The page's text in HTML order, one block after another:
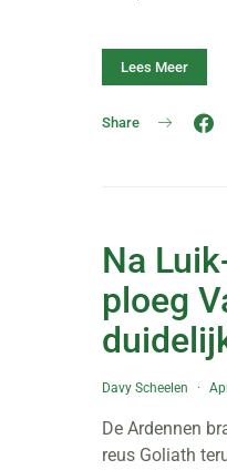
Lees Meer
Share
Na
ploeg
Davy Scheelen
De Ardennen
reus Goliath